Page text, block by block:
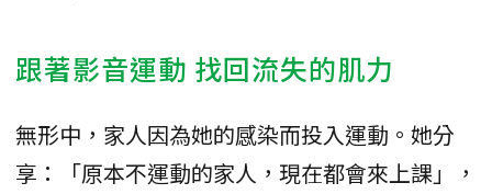
跟著影音運動 找回流失的肌力
無形中，家人因為她的感染而投入運動。她分
享：「原本不運動的家人，現在都會來上課」，